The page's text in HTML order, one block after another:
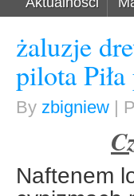
żaluzje
pilota
By zbigniew |
Naftenem